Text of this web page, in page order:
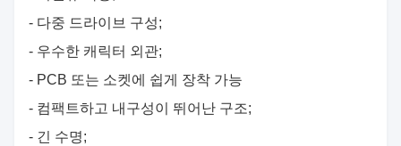
- 다중 드라이브 구성;
- 우수한 캐릭터 외관;
- PCB 또는 소켓에 쉽게 장착 가능
- 컴팩트하고 내구성이 뛰어난 구조;
- 긴 수명;